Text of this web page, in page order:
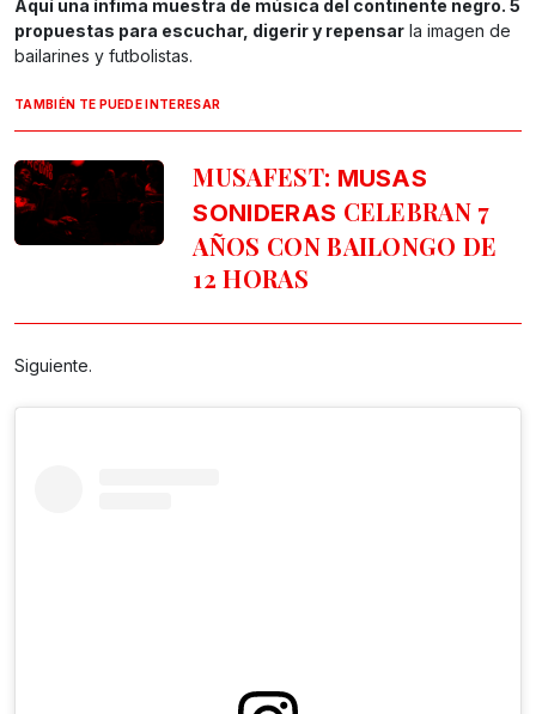
Aquí una ínfima muestra de música del continente negro. 5
propuestas para escuchar, digerir y repensar la imagen de
bailarines y futbolistas.
TAMBIÉN TE PUEDE INTERESAR
MUSAFEST: MUSAS
SONIDERAS CELEBRAN 7
AÑOS CON BAILONGO DE
12 HORAS
Siguiente.